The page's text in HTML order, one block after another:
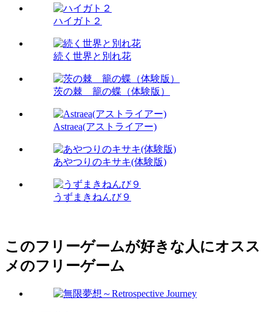
ハイガト２
続く世界と別れ花
茨の棘 籠の蝶（体験版）
Astraea(アストライアー)
あやつりのキサキ(体験版)
うずまきねんび９
このフリーゲームが好きな人にオスス
メのフリーゲーム